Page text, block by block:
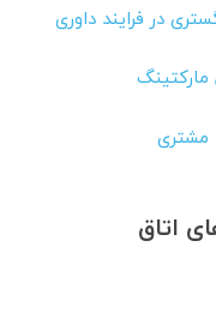
در فرایند داوری
مارکتینگ
مشتری
اتاق